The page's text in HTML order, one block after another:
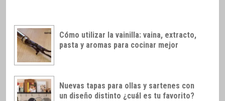
Cómo utilizar la vainilla: vaina, extracto,
pasta y aromas para cocinar mejor
Nuevas tapas para ollas y sartenes con
un diseño distinto ¿cuál es tu favorito?